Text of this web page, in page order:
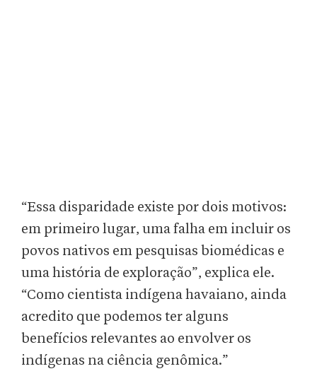
“Essa disparidade existe por dois motivos:
em primeiro lugar, uma falha em incluir os
povos nativos em pesquisas biomédicas e
uma história de exploração”, explica ele.
“Como cientista indígena havaiano, ainda
acredito que podemos ter alguns
benefícios relevantes ao envolver os
indígenas na ciência genômica.”